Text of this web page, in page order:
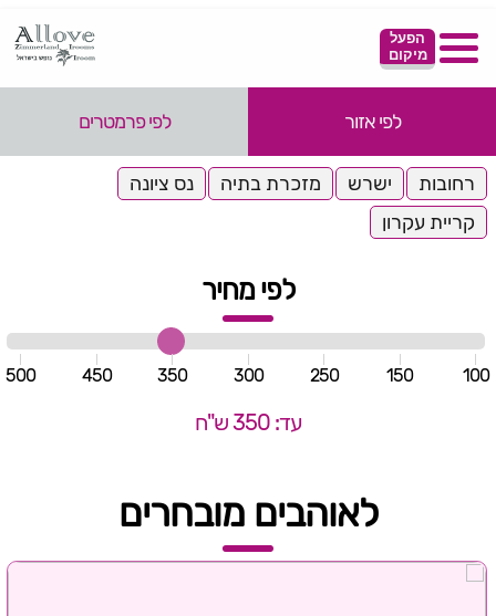
הפעל
מיקום
לפי אזור לפי פרמטרים
רחובות ישרש מזכרת בתיה
נס ציונה
קריית עקרון
לפי מחיר
100
150
250
300
350
450
500
עד: 350 ש"ח
לאוהבים מובחרים